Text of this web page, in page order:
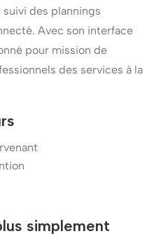
des plannings
Avec son interface
pour mission de
des services à la
simplement